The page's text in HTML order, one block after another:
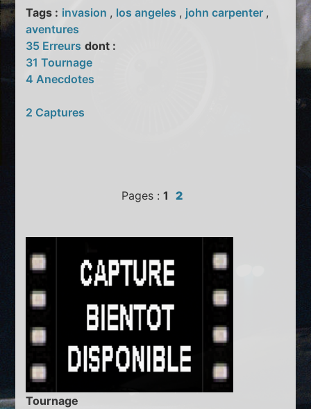
Tags : invasion , los angeles , john carpenter ,
aventures
35 Erreurs dont :
31 Tournage
4 Anecdotes
2 Captures
Pages : 1 2
Tournage